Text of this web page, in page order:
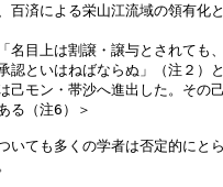
百済による栄山江流域の領有化
目上は割譲・譲与とされても
認といはねばならぬ」（注２）
己モン・帯沙へ進出した。その
る（注6）＞
ても多くの学者は否定的にと